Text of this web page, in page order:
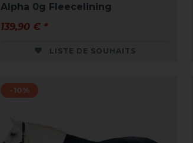
Alpha 0g Fleecelining
139,90 € *
LISTE DE SOUHAITS
-10%